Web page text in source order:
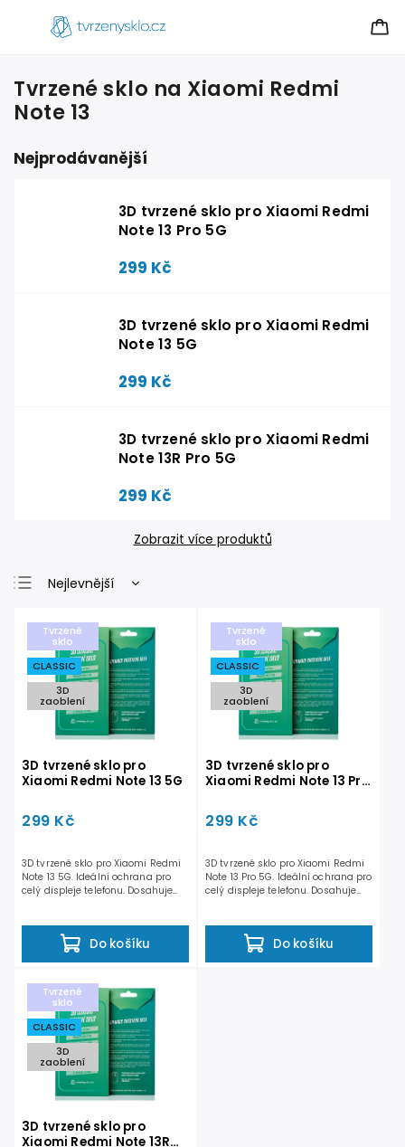
Tvrzené sklo na Xiaomi Redmi
Note 13
Nejprodávanější
3D tvrzené sklo pro Xiaomi Redmi
Note 13 Pro 5G
299 Kč
3D tvrzené sklo pro Xiaomi Redmi
Note 13 5G
299 Kč
3D tvrzené sklo pro Xiaomi Redmi
Note 13R Pro 5G
299 Kč
Zobrazit více produktů
Nejlevnější
Nejprodávanější
Abecedně
Tvrzené
sklo
CLASSIC
3D
zaoblení
3D tvrzené sklo pro
Xiaomi Redmi Note 13 5G
299 Kč
Do košíku
3D tvrzené sklo pro Xiaomi Redmi
Note 13 5G. Ideální ochrana pro
celý displeje telefonu. Dosahuje
Tvrzené
sklo
CLASSIC
3D
zaoblení
3D tvrzené sklo pro
Xiaomi Redmi Note 13 Pro
299 Kč
Do košíku
3D tvrzené sklo pro Xiaomi Redmi
Note 13 Pro 5G. Ideální ochrana pro
celý displeje telefonu. Dosahuje
Tvrzené
sklo
CLASSIC
3D
zaoblení
3D tvrzené sklo pro
Xiaomi Redmi Note 13R